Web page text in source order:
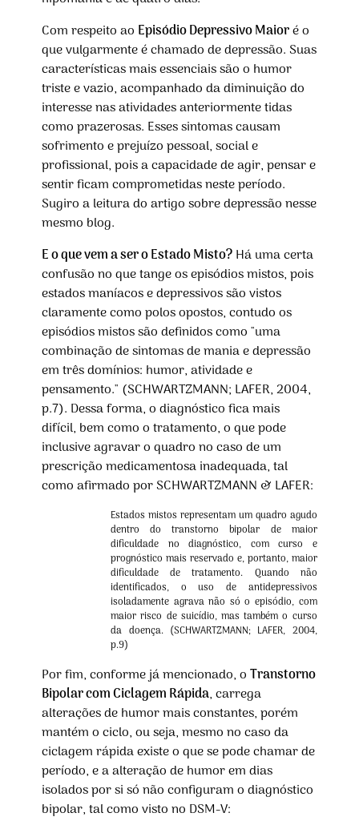
Com respeito ao Episódio Depressivo Maioré o
que vulgarmente é chamado de depressão. Suas
características mais essenciais são o humor
triste e vazio, acompanhado da diminuição do
interesse nas atividades anteriormente tidas
como prazerosas. Esses sintomas causam
sofrimento e prejuízo pessoal, social e
profissional, pois a capacidade de agir, pensar e
sentir ficam comprometidas neste período.
Sugiro a leitura do artigo sobre depressão nesse
mesmo blog.
E o que vem a ser o Estado Misto?Há uma certa
confusão no que tange os episódios mistos, pois
estados maníacos e depressivos são vistos
claramente como polos opostos, contudo os
episódios mistos são definidos como "uma
combinação de sintomas de mania e depressão
em três domínios: humor, atividade e
pensamento." (SCHWARTZMANN; LAFER, 2004,
p.7). Dessa forma, o diagnóstico fica mais
difícil, bem como o tratamento, o que pode
inclusive agravar o quadro no caso de um
prescrição medicamentosa inadequada, tal
como afirmado por SCHWARTZMANN & LAFER:
Estados mistos representam um quadro agudo
dentro do transtorno bipolar de maior
dificuldade no diagnóstico, com curso e
prognóstico mais reservado e, portanto, maior
dificuldade de tratamento. Quando não
identificados, o uso de antidepressivos
isoladamente agrava não só o episódio, com
maior risco de suicídio, mas também o curso
da doença. (SCHWARTZMANN; LAFER, 2004,
p.9)
Por fim, conforme já mencionado, oTranstorno
Bipolar com Ciclagem Rápida, carrega
alterações de humor mais constantes, porém
mantém o ciclo, ou seja, mesmo no caso da
ciclagem rápida existe o que se pode chamar de
período, e a alteração de humor em dias
isolados por si só não configuram o diagnóstico
bipolar, tal como visto no DSM-V: